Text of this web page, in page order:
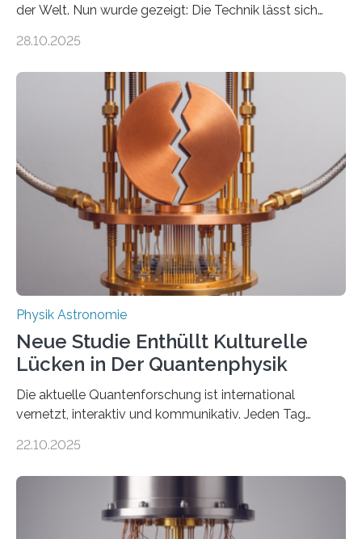
der Welt. Nun wurde gezeigt: Die Technik lässt sich
fundamentalen Physik nachzugehen. Thorium-
Messungen verwenden. Das hatte man jahrzehntelang
vermutet, weltweit war nach den passenden
Atomkern-Zuständen gesucht worden, 2024 gelang
einem Team der TU Wien mit Unterstützung
internationaler Partner der entscheidende Durchbruch:
Der lange diskutierte Thorium-Kernübergang wurde
gefunden. Kurz darauf konnte man zeigen, dass sich
Thorium tatsächlich nutzen lässt, um hochpräzise…
28.10.2025
Physik Astronomie
Neue Studie Enthüllt Kulturelle
Lücken in Der Quantenphysik
Die aktuelle Quantenforschung ist international
vernetzt, interaktiv und kommunikativ. Jeden Tag
oft von Autor*innen, die eng zusammenarbeiten. Neue
werden schnell weiterentwickelt. Dies ist der Alltag in
der Forschung der Quantentheorie, die dieses Jahr 100
22.10.2025